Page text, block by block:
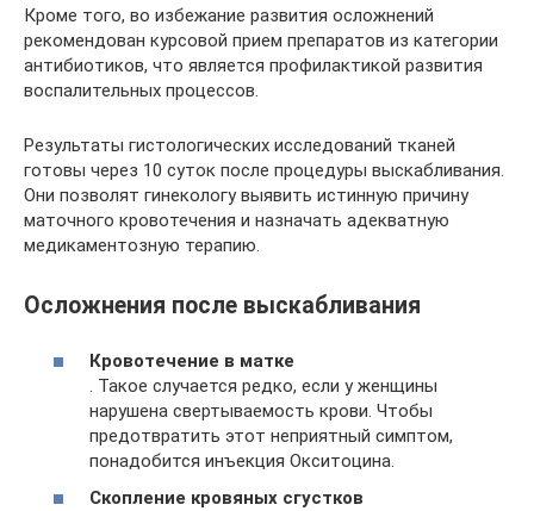
Кроме того, во избежание развития осложнений
рекомендован курсовой прием препаратов из категории
антибиотиков, что является профилактикой развития
воспалительных процессов.
Результаты гистологических исследований тканей
готовы через 10 суток после процедуры выскабливания.
Они позволят гинекологу выявить истинную причину
маточного кровотечения и назначать адекватную
медикаментозную терапию.
Осложнения после выскабливания
Кровотечение в матке
. Такое случается редко, если у женщины
нарушена свертываемость крови. Чтобы
предотвратить этот неприятный симптом,
понадобится инъекция Окситоцина.
Скопление кровяных сгустков